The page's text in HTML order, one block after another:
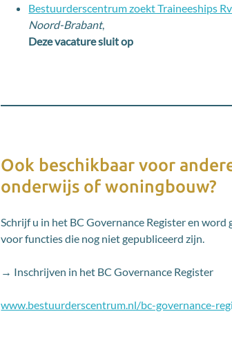
Bestuurderscentrum zoekt Traineeships
Noord-Brabant,
Deze vacature sluit op
Ook beschikbaar voor
onderwijs of woningbouw?
Schrijf u in het BC Governance Register en
voor functies die nog niet gepubliceerd zijn.
→ Inschrijven in het BC Governance Register
www.bestuurderscentrum.nl/bc-governance-